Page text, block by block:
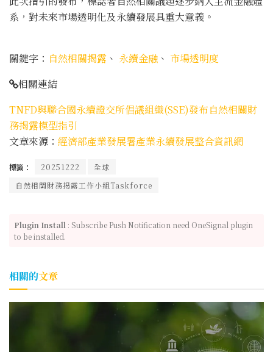
系，對未來市場透明化及永續發展具重大意義。
關鍵字： 自然相關揭露 、 永續金融 、 市場透明度
相關連結
TNFD與聯合國永續證交所倡議組織(SSE)發布自然相關財
務揭露模型指引
文章來源： 經濟部產業發展署產業永續發展整合資訊網
標籤： 20251222
全球
自然相關財務揭露工作小組Taskforce
Plugin Install : Subscribe Push Notification need OneSignal plugin
to be installed.
相關的文章